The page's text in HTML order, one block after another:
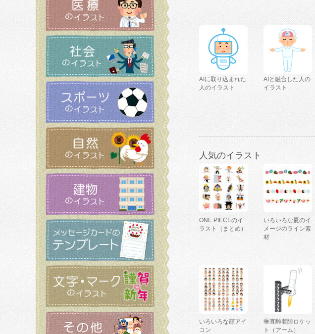
AIに取り込まれた
人のイラスト
AIと融合した人の
イラスト
人気のイラスト
ONE PIECEのイ
ラスト（まとめ）
いろいろな夏のイ
メージのライン素
材
いろいろな顔アイ
コン
垂直離着陸ロケッ
ト（アーム）